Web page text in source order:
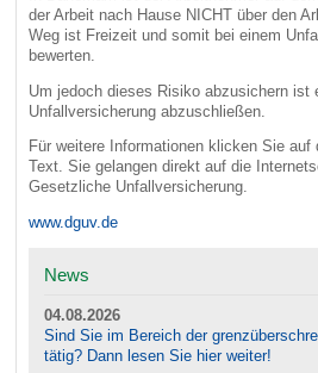
der Arbeit nach Hause NICHT über den
Weg ist Freizeit und somit bei einem
bewerten.
Um jedoch dieses Risiko abzusichern ist
Unfallversicherung abzuschließen.
Für weitere Informationen klicken Sie auf
Text. Sie gelangen direkt auf die
Gesetzliche Unfallversicherung.
www.dguv.de
News
04.08.2026
Sind Sie im Bereich der
tätig? Dann lesen Sie hier weiter!